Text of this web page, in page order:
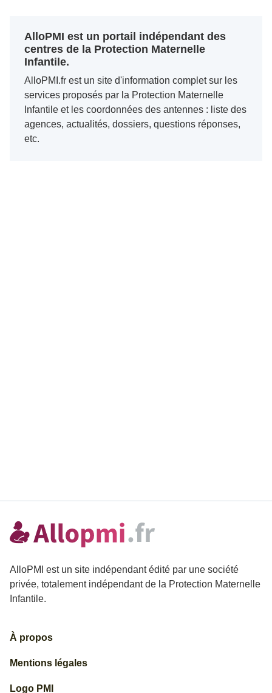
AlloPMI est un portail indépendant des
centres de la Protection Maternelle
Infantile.
AlloPMI.fr est un site d'information complet sur les
services proposés par la Protection Maternelle
Infantile et les coordonnées des antennes : liste des
agences, actualités, dossiers, questions réponses,
etc.
AlloPMI est un site indépendant édité par une société
privée, totalement indépendant de la Protection Maternelle
Infantile.
À propos
Mentions légales
Logo PMI